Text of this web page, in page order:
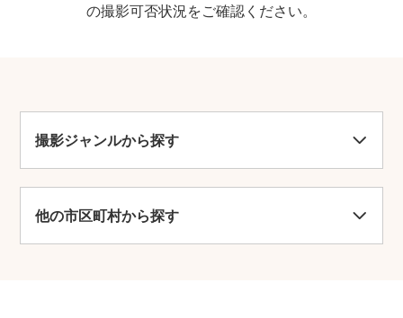
の撮影可否状況をご確認ください。
撮影ジャンルから探す
他の市区町村から探す